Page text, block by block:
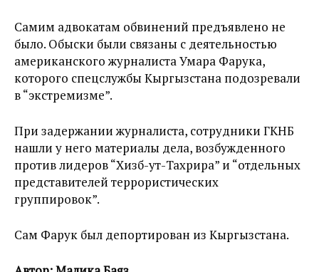
Самим адвокатам обвинений предъявлено не
было. Обыски были связаны с деятельностью
американского журналиста Умара Фарука,
которого спецслужбы Кыргызстана подозревали
в “экстремизме”.
При задержании журналиста, сотрудники ГКНБ
нашли у него материалы дела, возбужденного
против лидеров “Хизб-ут-Тахрира” и “отдельных
представителей террористических
группировок”.
Сам Фарук был депортирован из Кыргызстана.